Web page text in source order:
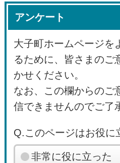
アンケート
大子町ホームページを
るために、皆さまのご
かせください。
なお、この欄からのご
信できませんのでご了
Q.このページはお役に
非常に役に立った